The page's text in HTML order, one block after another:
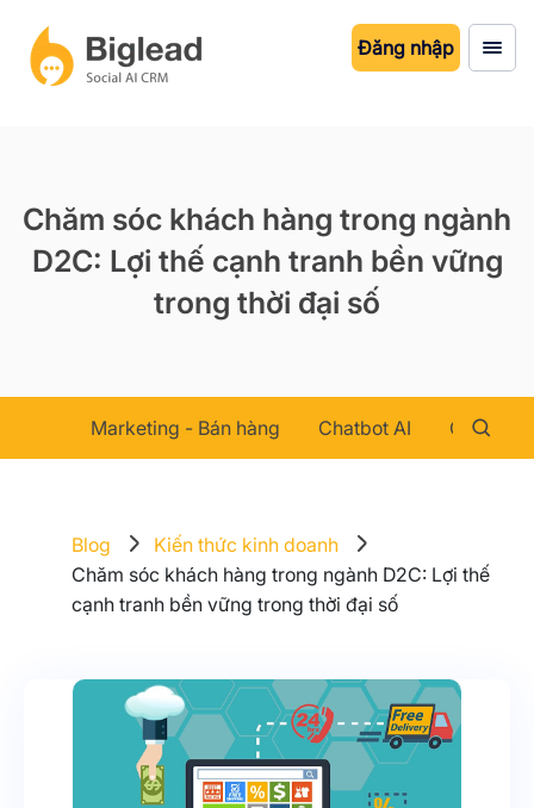
Đăng nhập
Chăm sóc khách hàng trong ngành
D2C: Lợi thế cạnh tranh bền vững
trong thời đại số
Marketing - Bán hàng Chatbot AI Chăm
Blog
Kiến thức kinh doanh
Chăm sóc khách hàng trong ngành D2C: Lợi thế
cạnh tranh bền vững trong thời đại số